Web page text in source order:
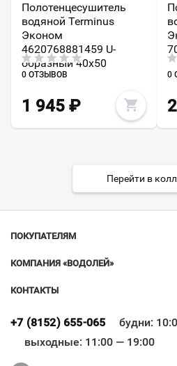
Полотенцесушитель
водяной Terminus
Эконом
4620768881459 U-
образный 40х50
0 ОТЗЫВОВ
1 945 ₽
0
Перейти в
ПОКУПАТЕЛЯМ
КОМПАНИЯ «ВОДОЛЕЙ»
КОНТАКТЫ
+7 (8152) 655-065
будни:
выходные: 11:00 — 19:00
Всё верно